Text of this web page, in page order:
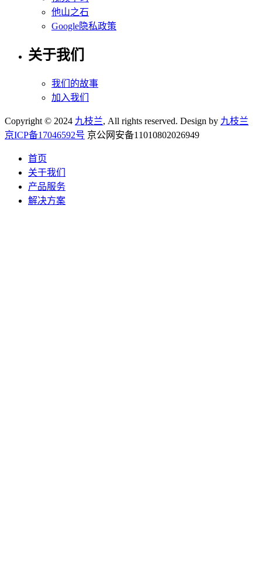
他山之石
Google隐私政策
关于我们
我们的故事
加入我们
Copyright © 2024 九枝兰, All rights reserved. Design by 九枝兰
京ICP备17046592号 京公网安备11010802026949
首页
关于我们
产品服务
解决方案